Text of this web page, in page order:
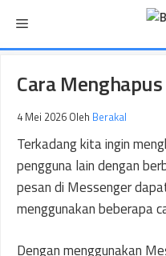
isi
Menu
Cara
4 Mei 2026 Oleh Berakal
Terkadang kita ingin
pengguna lain dengan
pesan di Messenger
menggunakan beberapa
Dengan menggunakan